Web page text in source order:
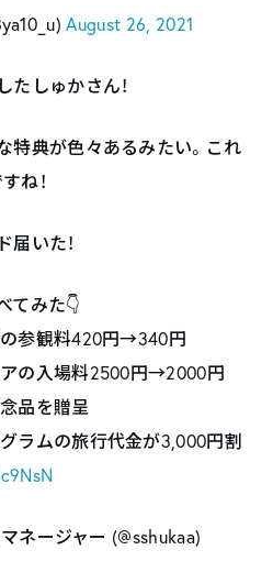
August 26, 2021
しゅかさん！
特典が色々あるみたい。これ
ね！
いた！
てみた👇
参観料420円→340円
の入場料2500円→2000円
品を贈呈
ラムの旅行代金が3,000円割
ージャー (@sshukaa)